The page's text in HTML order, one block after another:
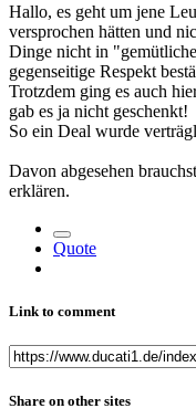
Hallo, es geht um jene
versprochen hätten und
Dinge nicht in
gegenseitige Respekt
Trotzdem ging es auch
gab es ja nicht geschenkt!
So ein Deal wurde
Davon abgesehen
erklären.
Quote
Link to comment
Share on other sites